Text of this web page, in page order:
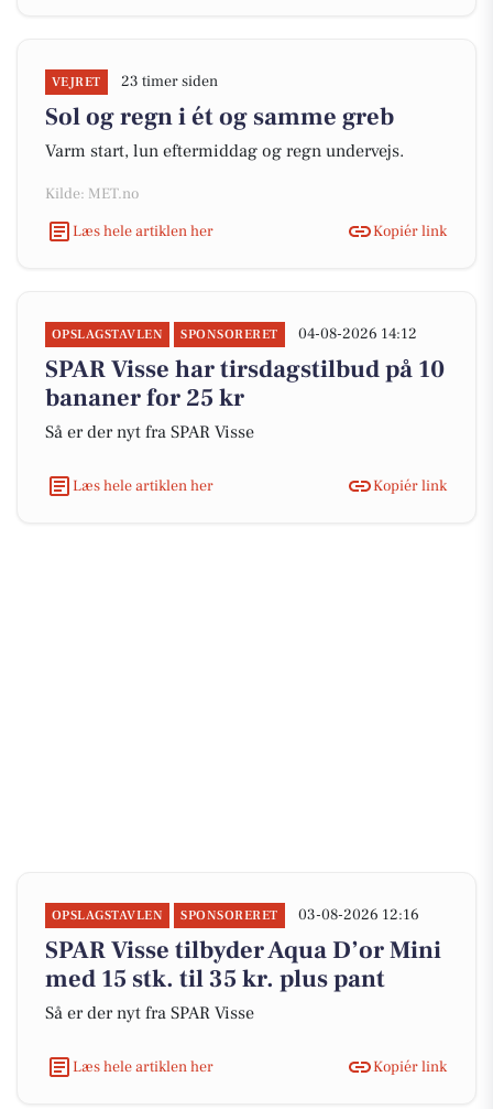
VEJRET 23 timer siden
Sol og regn i ét og samme greb
Varm start, lun eftermiddag og regn undervejs.
Kilde: MET.no
Læs hele artiklen her
Kopiér link
OPSLAGSTAVLEN SPONSORERET 04-08-2026 14:12
SPAR Visse har tirsdagstilbud på 10
bananer for 25 kr
Så er der nyt fra SPAR Visse
Læs hele artiklen her Kopiér link
OPSLAGSTAVLEN SPONSORERET 03-08-2026 12:16
SPAR Visse tilbyder Aqua D’or Mini
med 15 stk. til 35 kr. plus pant
Så er der nyt fra SPAR Visse
Læs hele artiklen her Kopiér link